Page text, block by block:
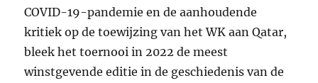
COVID-19-pandemie en de aanhoudende
kritiek op de toewijzing van het WK aan Qatar,
bleek het toernooi in 2022 de meest
winstgevende editie in de geschiedenis van de